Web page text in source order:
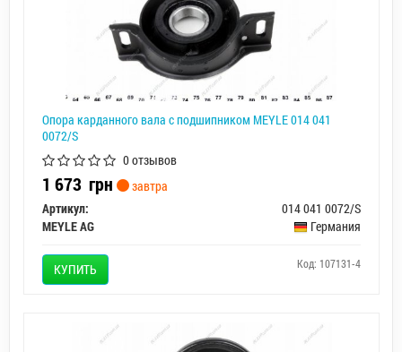
Опора карданного вала с подшипником MEYLE 014 041
0072/S
0 отзывов
1 673 грн
завтра
Артикул:
014 041 0072/S
MEYLE AG
Германия
КУПИТЬ Код: 107131-4